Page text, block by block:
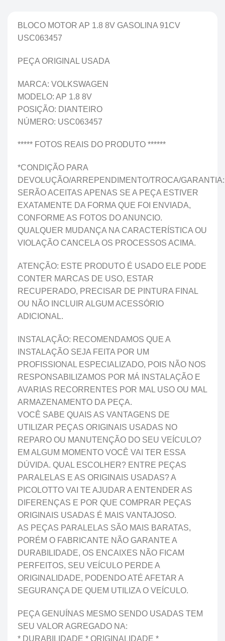
BLOCO MOTOR AP 1.8 8V GASOLINA 91CV
USC063457
PEÇA ORIGINAL USADA
MARCA: VOLKSWAGEN
MODELO: AP 1.8 8V
POSIÇÃO: DIANTEIRO
NÚMERO: USC063457
***** FOTOS REAIS DO PRODUTO ******
*CONDIÇÃO PARA
DEVOLUÇÃO/ARREPENDIMENTO/TROCA/GARANTIA:
SERÃO ACEITAS APENAS SE A PEÇA ESTIVER
EXATAMENTE DA FORMA QUE FOI ENVIADA,
CONFORME AS FOTOS DO ANUNCIO.
QUALQUER MUDANÇA NA CARACTERÍSTICA OU
VIOLAÇÃO CANCELA OS PROCESSOS ACIMA.
ATENÇÃO: ESTE PRODUTO É USADO ELE PODE
CONTER MARCAS DE USO, ESTAR
RECUPERADO, PRECISAR DE PINTURA FINAL
OU NÃO INCLUIR ALGUM ACESSÓRIO
ADICIONAL.
INSTALAÇÃO: RECOMENDAMOS QUE A
INSTALAÇÃO SEJA FEITA POR UM
PROFISSIONAL ESPECIALIZADO, POIS NÃO NOS
RESPONSABILIZAMOS POR MÁ INSTALAÇÃO E
AVARIAS RECORRENTES POR MAL USO OU MAL
ARMAZENAMENTO DA PEÇA.
VOCÊ SABE QUAIS AS VANTAGENS DE
UTILIZAR PEÇAS ORIGINAIS USADAS NO
REPARO OU MANUTENÇÃO DO SEU VEÍCULO?
EM ALGUM MOMENTO VOCÊ VAI TER ESSA
DÚVIDA. QUAL ESCOLHER? ENTRE PEÇAS
PARALELAS E AS ORIGINAIS USADAS? A
PICOLOTTO VAI TE AJUDAR A ENTENDER AS
DIFERENÇAS E POR QUE COMPRAR PEÇAS
ORIGINAIS USADAS É MAIS VANTAJOSO.
AS PEÇAS PARALELAS SÃO MAIS BARATAS,
PORÉM O FABRICANTE NÃO GARANTE A
DURABILIDADE, OS ENCAIXES NÃO FICAM
PERFEITOS, SEU VEÍCULO PERDE A
ORIGINALIDADE, PODENDO ATÉ AFETAR A
SEGURANÇA DE QUEM UTILIZA O VEÍCULO.
PEÇA GENUÍNAS MESMO SENDO USADAS TEM
SEU VALOR AGREGADO NA:
* DURABILIDADE * ORIGINALIDADE *